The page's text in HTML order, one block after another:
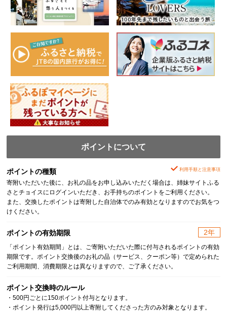
ポイントについて
ポイントの種類 利用手順と注意事項
寄附いただいた後に、お礼の品をお申し込みいただく場合は、姉妹サイトふる
さとチョイスにログインいただき、お手持ちのポイントをご利用ください。
また、交換したポイントは寄附した自治体でのみ有効となりますのでお気をつ
けください。
ポイントの有効期限 2年
「ポイント有効期間」とは、ご寄附いただいた際に付与されるポイントの有効
期限です。ポイント交換後のお礼の品（サービス、クーポン等）で定められた
ご利用期間、消費期限とは異なりますので、ご了承ください。
ポイント交換時のルール
・500円ごとに150ポイント付与となります。
・ポイント発行は5,000円以上寄附してくださった方のみ対象となります。